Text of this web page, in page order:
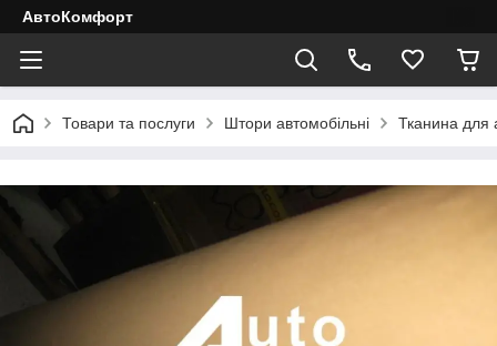
АвтоКомфорт
Товари та послуги Штори автомобільні Тканина для